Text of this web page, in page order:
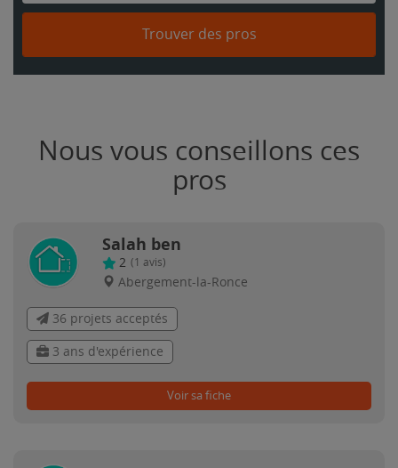
Trouver des pros
Nous vous conseillons ces
pros
Salah ben
2 (1 avis)
Abergement-la-Ronce
36 projets acceptés
3 ans d'expérience
Voir sa fiche